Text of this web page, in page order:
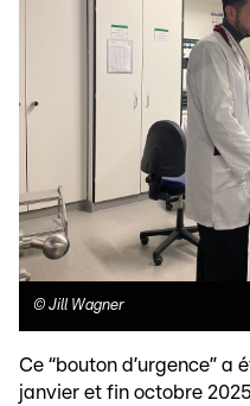
© Jill Wagner
Ce “bouton d’urgence” a
janvier et fin octobre